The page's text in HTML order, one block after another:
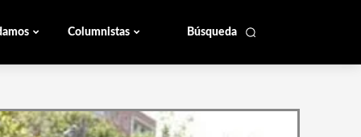
Búsqueda
Columnistas